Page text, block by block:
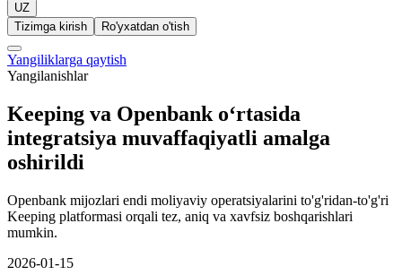
UZ
Tizimga kirish
Ro'yxatdan o'tish
Yangiliklarga qaytish
Yangilanishlar
Keeping va Openbank oʻrtasida
integratsiya muvaffaqiyatli amalga
oshirildi
Openbank mijozlari endi moliyaviy operatsiyalarini to'g'ridan-to'g'ri
Keeping platformasi orqali tez, aniq va xavfsiz boshqarishlari
mumkin.
2026-01-15